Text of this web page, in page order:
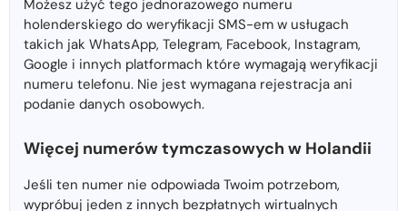
Możesz użyć tego jednorazowego numeru
holenderskiego do weryfikacji SMS-em w usługach
takich jak WhatsApp, Telegram, Facebook, Instagram,
Google i innych platformach które wymagają weryfikacji
numeru telefonu. Nie jest wymagana rejestracja ani
podanie danych osobowych.
Więcej numerów tymczasowych w Holandii
Jeśli ten numer nie odpowiada Twoim potrzebom,
wypróbuj jeden z innych bezpłatnych wirtualnych